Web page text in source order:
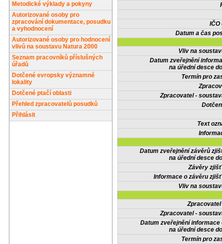
Metodické výklady a pokyny
Autorizované osoby pro
zpracování dokumentace, posudku
a vyhodnocení
Autorizované osoby pro hodnocení
vlivů na soustavu Natura 2000
Seznam pracovníků příslušných
úřadů
Dotčené evropsky významné
lokality
Dotčené ptačí oblasti
Přehled zpracovatelů posudků
Přihlásit
IČO
Datum a čas
Vliv na
Datum zveřejnění
na úřední desce
Termín pro
Zpracovatel -
Text
Datum zveřejnění závěrů
na úřední desce
Závěry
Informace o závěru
Vliv na
Zpracovatel -
Datum zveřejnění informace
na úřední desce
Termín pro